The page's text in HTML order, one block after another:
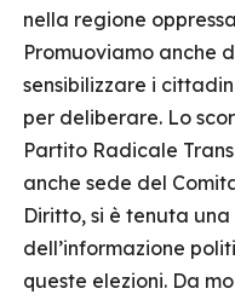
nella regione
Promuoviamo anche
sensibilizzare i
per deliberare. Lo
Partito Radicale
anche sede del
Diritto, si è tenuta
dell’informazione
queste elezioni. Da